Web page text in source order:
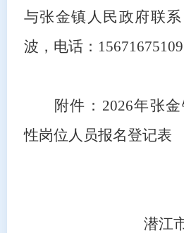
与张金镇人民政府联
波，电话：15671675109
附件： 2026年张
性岗位人员报名登记表
潜江